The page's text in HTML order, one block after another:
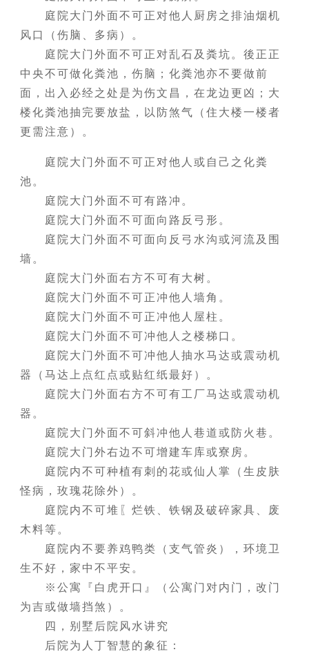
庭院大门外面不可正对他人厨房之排油烟机
风口（伤脑、多病）。
庭院大门外面不可正对乱石及粪坑。後正正
中央不可做化粪池，伤脑；化粪池亦不要做前
面，出入必经之处是为伤文昌，在龙边更凶；大
楼化粪池抽完要放盐，以防煞气（住大楼一楼者
更需注意）。
庭院大门外面不可正对他人或自己之化粪
池。
庭院大门外面不可有路冲。
庭院大门外面不可面向路反弓形。
庭院大门外面不可面向反弓水沟或河流及围
墙。
庭院大门外面右方不可有大树。
庭院大门外面不可正冲他人墙角。
庭院大门外面不可正冲他人屋柱。
庭院大门外面不可冲他人之楼梯口。
庭院大门外面不可冲他人抽水马达或震动机
器（马达上点红点或贴红纸最好）。
庭院大门外面右方不可有工厂马达或震动机
器。
庭院大门外面不可斜冲他人巷道或防火巷。
庭院大门外右边不可增建车库或寮房。
庭院内不可种植有刺的花或仙人掌（生皮肤
怪病，玫瑰花除外）。
庭院内不可堆〖烂铁、铁钢及破碎家具、废
木料等。
庭院内不要养鸡鸭类（支气管炎），环境卫
生不好，家中不平安。
※公寓『白虎开口』（公寓门对内门，改门
为吉或做墙挡煞）。
四，别墅后院风水讲究
后院为人丁智慧的象征：